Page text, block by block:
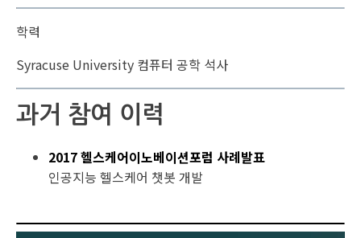
학력
Syracuse University 컴퓨터 공학 석사
과거 참여 이력
2017 헬스케어이노베이션포럼 사례발표
인공지능 헬스케어 챗봇 개발